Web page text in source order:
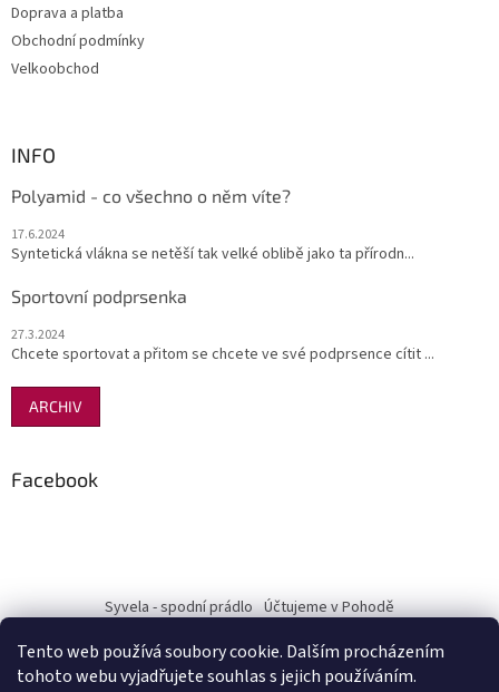
Tento web používá soubory cookie. Dalším procházením
tohoto webu vyjadřujete souhlas s jejich používáním.
Doprava a platba
Obchodní podmínky
Velkoobchod
INFO
Polyamid - co všechno o něm víte?
17.6.2024
Syntetická vlákna se netěší tak velké oblibě jako ta přírodn...
Sportovní podprsenka
27.3.2024
Chcete sportovat a přitom se chcete ve své podprsence cítit ...
ARCHIV
Facebook
Syvela - spodní prádlo Účtujeme v Pohodě